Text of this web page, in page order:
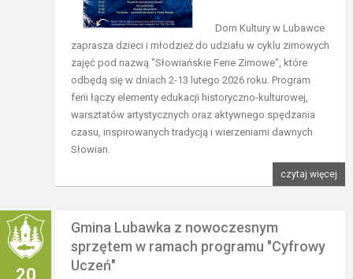
Dom Kultury w Lubawce
zaprasza dzieci i młodzież do udziału w cyklu zimowych
zajęć pod nazwą "Słowiańskie Ferie Zimowe", które
odbędą się w dniach 2-13 lutego 2026 roku. Program
ferii łączy elementy edukacji historyczno-kulturowej,
warsztatów artystycznych oraz aktywnego spędzania
czasu, inspirowanych tradycją i wierzeniami dawnych
Słowian.
czytaj więcej
20
Gmina Lubawka z nowoczesnym
sprzętem w ramach programu "Cyfrowy
Uczeń"